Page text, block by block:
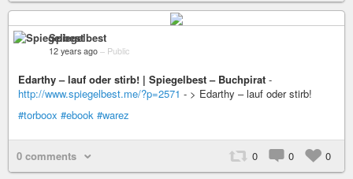
Spiegelbest
12 years ago – Public
Edarthy – lauf oder stirb! | Spiegelbest – Buchpirat -
http://www.spiegelbest.me/?p=2571 - > Edarthy – lauf oder stirb!
#torboox #ebook #warez
0 comments 0 0 0